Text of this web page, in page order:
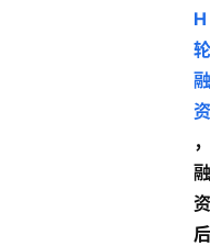
H
轮
融
资
，
融
资
后